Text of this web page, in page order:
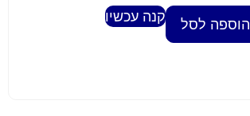
הוספה לסל קנה עכשיו